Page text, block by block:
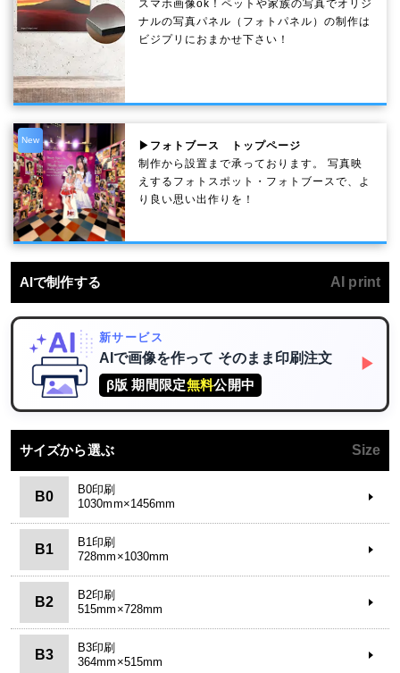
スマホ画像ok！ペットや家族の写真でオリジ
ナルの写真パネル（フォトパネル）の制作は
ビジプリにおまかせ下さい！
New
▶フォトブース トップページ
制作から設置まで承っております。 写真映
えするフォトスポット・フォトブースで、よ
り良い思い出作りを！
AIで制作する AI print
新サービス
AIで画像を作って そのまま印刷注文
β版 期間限定無料公開中
▶
サイズから選ぶ Size
B0
B0印刷
1030mm×1456mm
B1
B1印刷
728mm×1030mm
B2
B2印刷
515mm×728mm
B3
B3印刷
364mm×515mm